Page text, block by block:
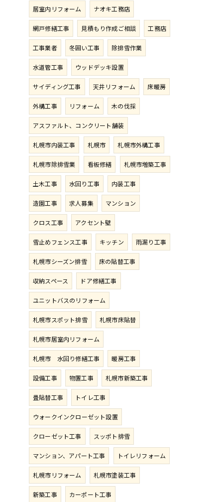
居室内リフォーム ナオキ工務店
網戸修繕工事 見積もり作成ご相談 工務店
工事業者 冬囲い工事 除排雪作業
水道管工事 ウッドデッキ設置
サイディング工事 天井リフォーム 床暖房
外構工事 リフォーム 木の伐採
アスファルト、コンクリート舗装
札幌市内装工事 札幌市 札幌市外構工事
札幌市除排雪業 看板修繕 札幌市増築工事
土木工事 水回り工事 内装工事
造園工事 求人募集 マンション
クロス工事 アクセント壁
雪止めフェンス工事 キッチン 雨漏り工事
札幌市シーズン排雪 床の貼替工事
収納スペース ドア修繕工事
ユニットバスのリフォーム
札幌市スポット排雪 札幌市床貼替
札幌市居室内リフォーム
札幌市 水回り修繕工事 暖房工事
設備工事 物置工事 札幌市新築工事
畳貼替工事 トイレ工事
ウォークインクローゼット設置
クローゼット工事 スッポト排雪
マンション、アパート工事 トイレリフォーム
札幌市リフォーム 札幌市塗装工事
新築工事 カーポート工事